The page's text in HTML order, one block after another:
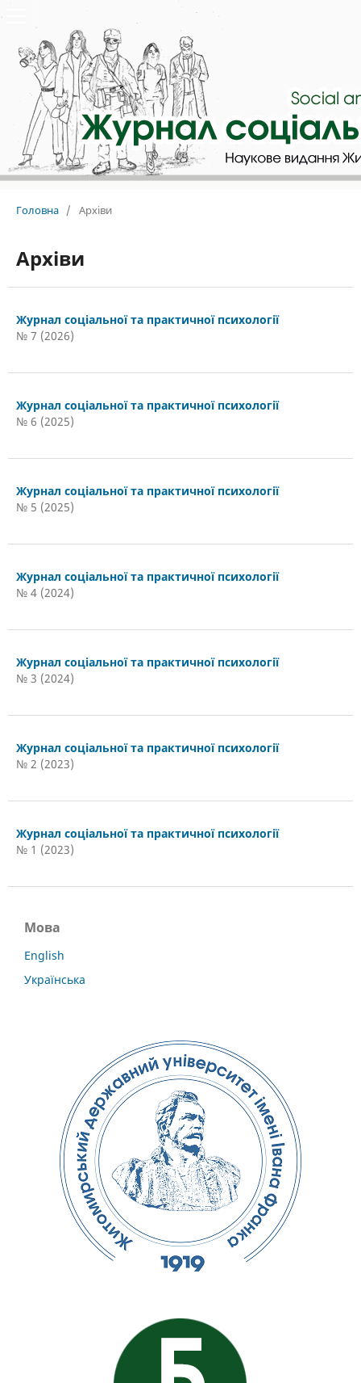
Головна / Архіви
Архіви
Журнал соціальної та практичної психології
№ 7 (2026)
Журнал соціальної та практичної психології
№ 6 (2025)
Журнал соціальної та практичної психології
№ 5 (2025)
Журнал соціальної та практичної психології
№ 4 (2024)
Журнал соціальної та практичної психології
№ 3 (2024)
Журнал соціальної та практичної психології
№ 2 (2023)
Журнал соціальної та практичної психології
№ 1 (2023)
Мова
English
Українська